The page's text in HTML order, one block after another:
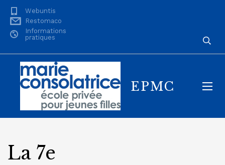
Webuntis
Restomaco
Informations
pratiques
EPMC
La 7e